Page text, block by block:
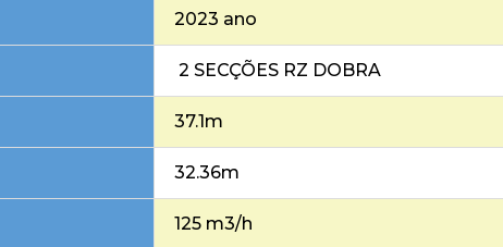
2023 ano
2 SECÇÕES RZ DOBRA
37.1m
32.36m
125 m3/h